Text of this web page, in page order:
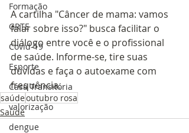
Formação
GRTE
Covid-19
Esporte
Casa Transitória
valorização
dengue
A cartilha "Câncer de mama: vamos
falar sobre isso?" busca facilitar o
diálogo entre você e o profissional
de saúde. Informe-se, tire suas
dúvidas e faça o autoexame com
frequência.
saúdeoutubro rosa
Saúde